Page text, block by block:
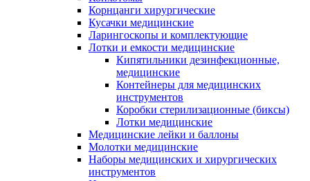
Корнцанги хирургические
Кусачки медицинские
Ларингоскопы и комплектующие
Лотки и емкости медицинские
Кипятильники дезинфекционные,
медицинские
Контейнеры для медицинских
инструментов
Коробки стерилизационные (биксы)
Лотки медицинские
Медицинские лейки и баллоны
Молотки медицинские
Наборы медицинских и хирургических
инструментов